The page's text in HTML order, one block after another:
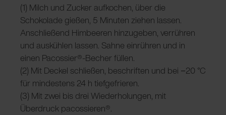
(1) Milch und Zucker aufkochen, über die
Schokolade gießen, 5 Minuten ziehen lassen.
Anschließend Himbeeren hinzugeben, verrühren
und auskühlen lassen. Sahne einrühren und in
einen Pacossier®-Becher füllen.
(2) Mit Deckel schließen, beschriften und bei −20 °C
für mindestens 24 h tiefgefrieren.
(3) Mit zwei bis drei Wiederholungen, mit
Überdruck pacossieren®.